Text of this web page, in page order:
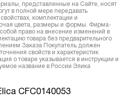
представленные на Сайте, носят
в полной мере передавать
комплектации и
цвета, размеры и формы. Фирма-
право на внесение изменений в
товара без предварительного
Заказа Покупатель должен
свойств и характеристик
о товаре указывается в инструкции и
название в России Элика
CFC0140053